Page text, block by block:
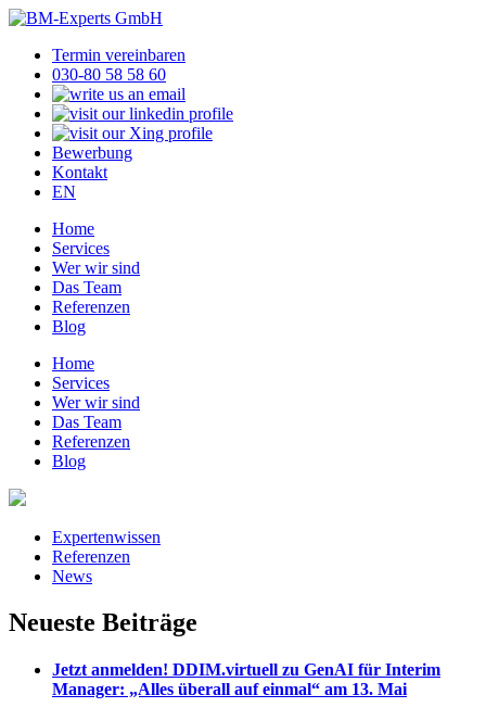
Termin vereinbaren
030-80 58 58 60
Bewerbung
Kontakt
EN
Home
Services
Wer wir sind
Das Team
Referenzen
Blog
Home
Services
Wer wir sind
Das Team
Referenzen
Blog
Expertenwissen
Referenzen
News
Neueste Beiträge
Jetzt anmelden! DDIM.virtuell zu GenAI für Interim
Manager: „Alles überall auf einmal“ am 13. Mai